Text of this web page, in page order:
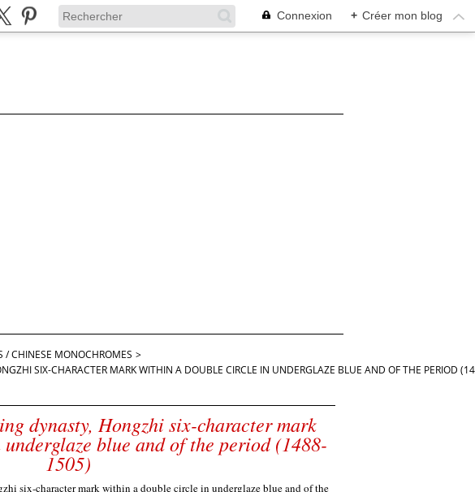
Connexion + Créer mon blog
/ CHINESE MONOCHROMES >
SIX-CHARACTER MARK WITHIN A DOUBLE CIRCLE IN UNDERGLAZE BLUE AND OF THE PERIOD
dynasty, Hongzhi six-character mark
blue and of the period (1488-
1505)